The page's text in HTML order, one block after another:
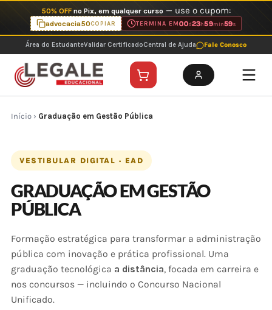
o
conteúdo
50% OFF no Pix, em qualquer curso — use o cupom:
advocacia50COPIAR TERMINA EM00d 23 h59min59s
Área do EstudanteValidar CertificadoCentral de Ajuda Fale Conosco
Início › Graduação em Gestão Pública
VESTIBULAR DIGITAL · EAD
GRADUAÇÃO EM GESTÃO
PÚBLICA
Formação estratégica para transformar a administração
pública com inovação e prática profissional. Uma
graduação tecnológica a distância, focada em carreira e
nos concursos — incluindo o Concurso Nacional
Unificado.